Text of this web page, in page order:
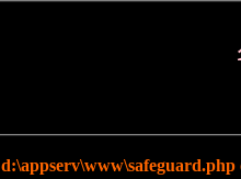
d:\appserv\www\safeguard.php